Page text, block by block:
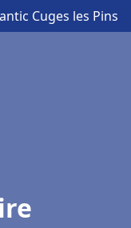
Cuges les Pins